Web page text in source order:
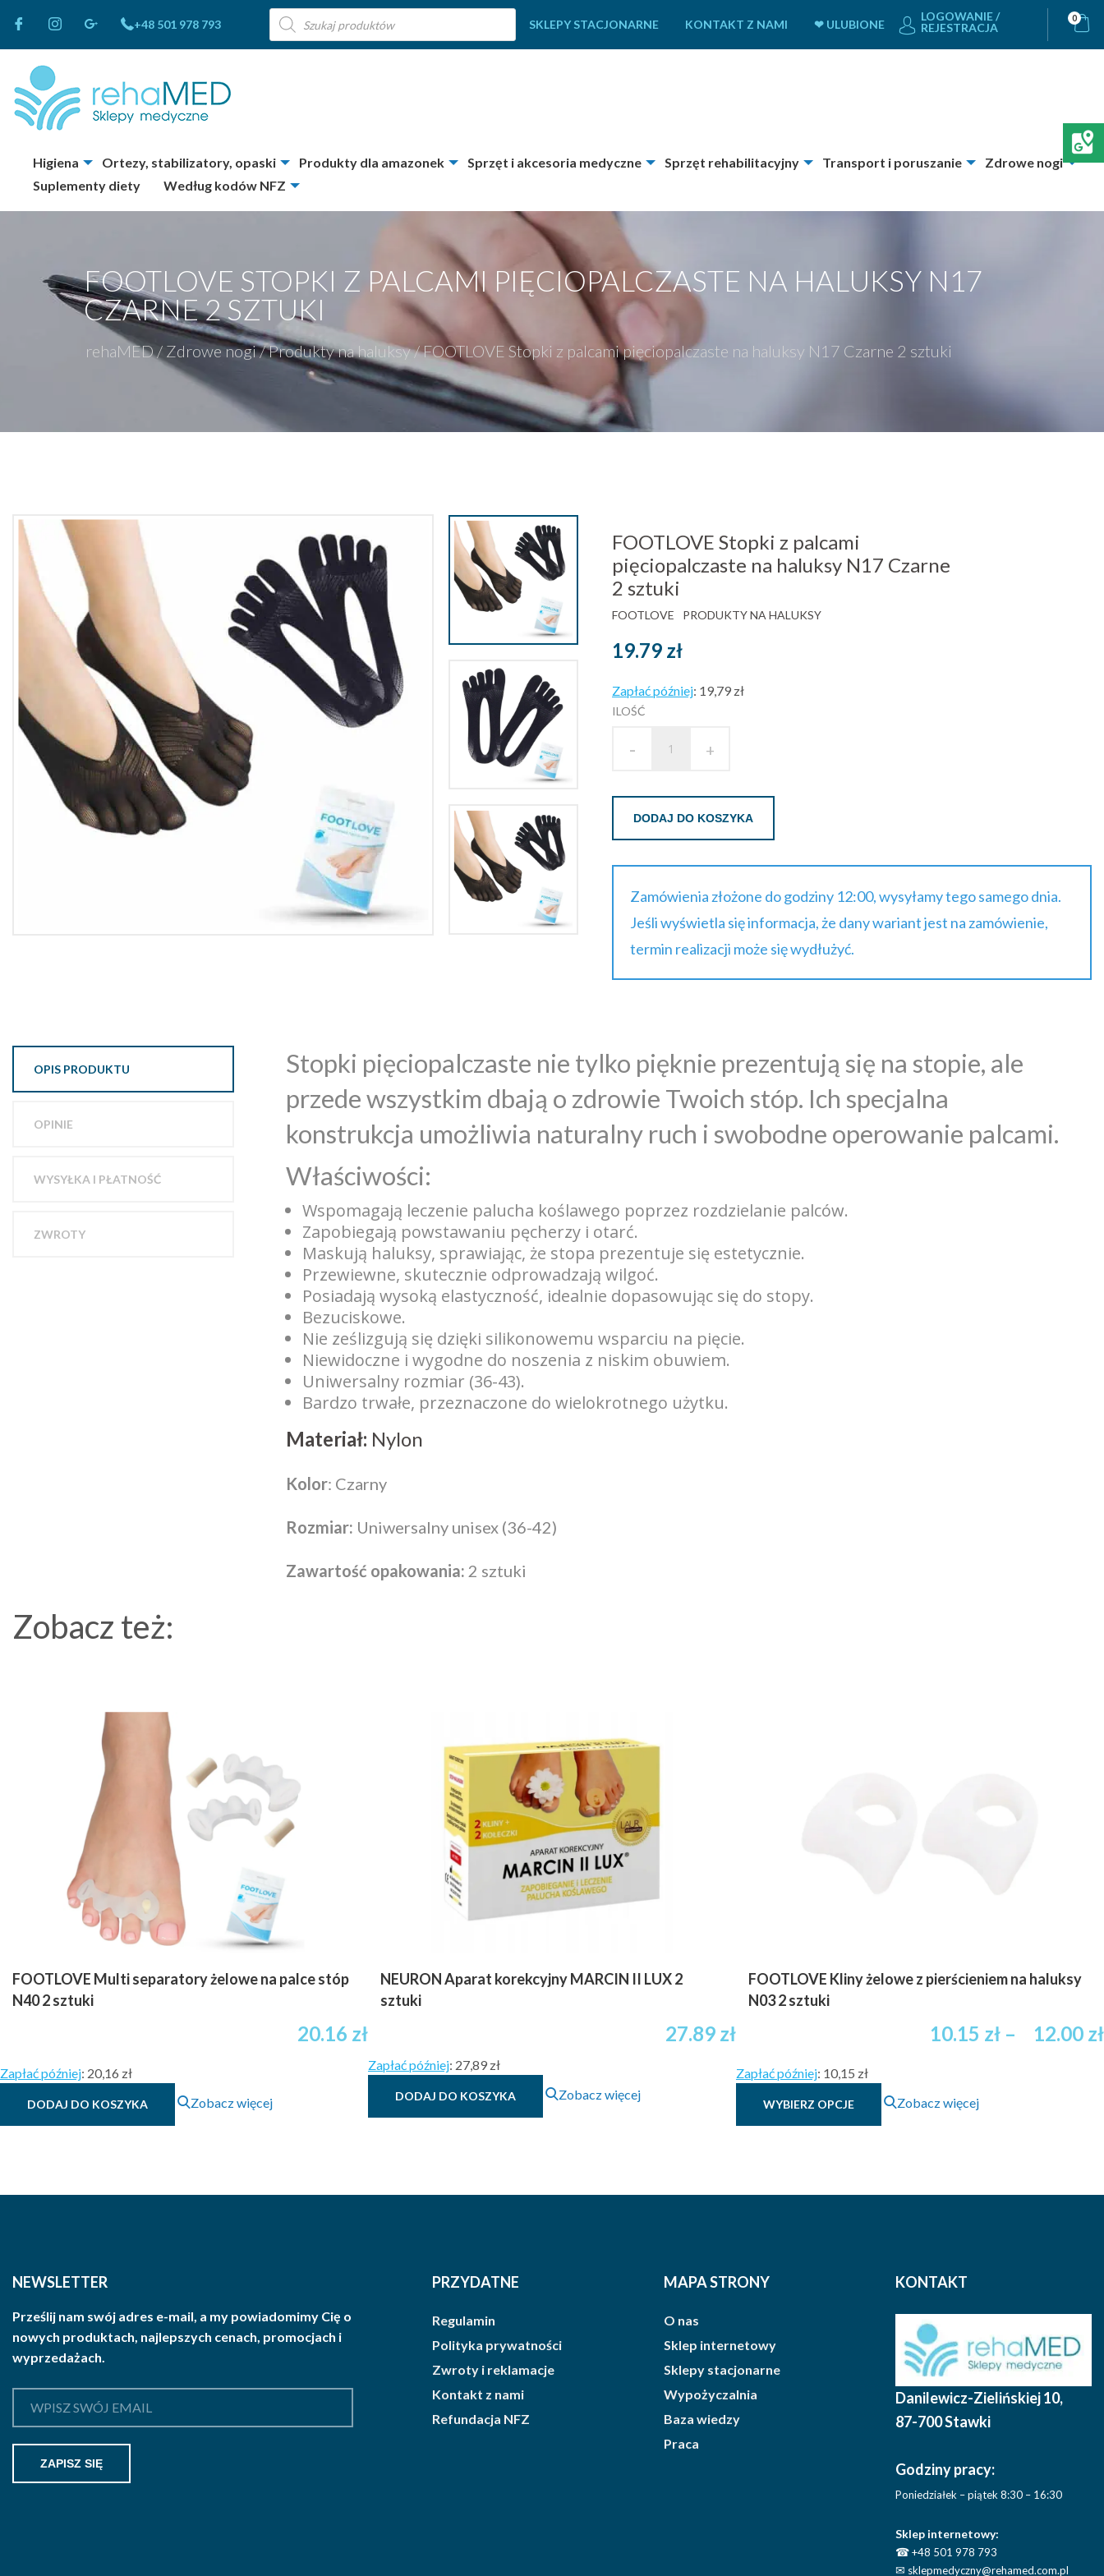
+48 501 978 793
Wyszukiwarka
produktów
SKLEPY STACJONARNE KONTAKT Z NAMI ❤ ULUBIONE
LOGOWANIE /
REJESTRACJA
0
Higiena Ortezy, stabilizatory, opaski Produkty dla amazonek Sprzęt i akcesoria medyczne Sprzęt rehabilitacyjny Transport i poruszanie
Zdrowe nogi
Suplementy diety
Według kodów NFZ
FOOTLOVE STOPKI Z PALCAMI PIĘCIOPALCZASTE NA HALUKSY N17
CZARNE 2 SZTUKI
rehaMED/ Zdrowe nogi/Produkty na haluksy/FOOTLOVE Stopki z palcami pięciopalczaste na haluksy N17 Czarne 2 sztuki
FOOTLOVE Stopki z palcami
pięciopalczaste na haluksy N17 Czarne
2 sztuki
FOOTLOVE PRODUKTY NA HALUKSY
19.79 zł
Zapłać później: 19,79 zł
ILOŚĆ
- +
DODAJ DO KOSZYKA
Zamówienia złożone do godziny 12:00, wysyłamy tego samego dnia.
Jeśli wyświetla się informacja, że dany wariant jest na zamówienie,
termin realizacji może się wydłużyć.
OPIS PRODUKTU
OPINIE
WYSYŁKA I PŁATNOŚĆ
ZWROTY
Stopki pięciopalczaste nie tylko pięknie prezentują się na stopie, ale
przede wszystkim dbają o zdrowie Twoich stóp. Ich specjalna
konstrukcja umożliwia naturalny ruch i swobodne operowanie palcami.
Właściwości:
Wspomagają leczenie palucha koślawego poprzez rozdzielanie palców.
Zapobiegają powstawaniu pęcherzy i otarć.
Maskują haluksy, sprawiając, że stopa prezentuje się estetycznie.
Przewiewne, skutecznie odprowadzają wilgoć.
Posiadają wysoką elastyczność, idealnie dopasowując się do stopy.
Bezuciskowe.
Nie ześlizgują się dzięki silikonowemu wsparciu na pięcie.
Niewidoczne i wygodne do noszenia z niskim obuwiem.
Uniwersalny rozmiar (36-43).
Bardzo trwałe, przeznaczone do wielokrotnego użytku.
Materiał: Nylon
Kolor: Czarny
Rozmiar: Uniwersalny unisex (36-42)
Zawartość opakowania: 2 sztuki
Zobacz też:
FOOTLOVE Multi separatory żelowe na palce stóp
N40 2 sztuki
20.16 zł
Zapłać później: 20,16 zł
DODAJ DO KOSZYKA Zobacz więcej
NEURON Aparat korekcyjny MARCIN II LUX 2
sztuki
27.89 zł
Zapłać później: 27,89 zł
DODAJ DO KOSZYKA Zobacz więcej
FOOTLOVE Kliny żelowe z pierścieniem na haluksy
N03 2 sztuki
10.15 zł – 12.00 zł
Zapłać później: 10,15 zł
WYBIERZ OPCJE
Ten
produkt
Opcje
stronie
Zobacz więcej
NEWSLETTER
Prześlij nam swój adres e-mail, a my powiadomimy Cię o
nowych produktach, najlepszych cenach, promocjach i
wyprzedażach.
PRZYDATNE
Regulamin
Polityka prywatności
Zwroty i reklamacje
Kontakt z nami
Refundacja NFZ
MAPA STRONY
O nas
Sklep internetowy
Sklepy stacjonarne
Wypożyczalnia
Baza wiedzy
Praca
KONTAKT
Danilewicz-Zielińskiej 10,
87-700 Stawki
Godziny pracy:
Poniedziałek – piątek 8:30 – 16:30
Sklep internetowy:
☎+48 501 978 793
✉ sklepmedyczny@rehamed.com.pl